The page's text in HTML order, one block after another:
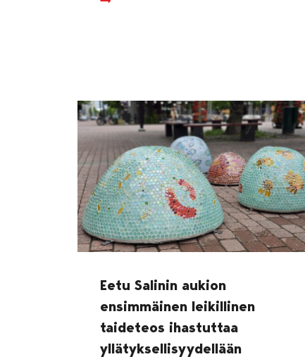
Eetu Salinin aukion
ensimmäinen leikillinen
taideteos ihastuttaa
yllätyksellisyydellään